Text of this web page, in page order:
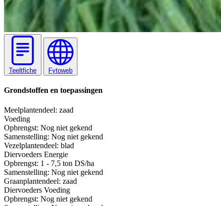
Teeltfiche Fytoweb
Grondstoffen en toepassingen
Meelplantendeel: zaad
Voeding
Opbrengst: Nog niet gekend
Samenstelling: Nog niet gekend
Vezelplantendeel: blad
Diervoeders Energie
Opbrengst: 1 - 7,5 ton DS/ha
Samenstelling: Nog niet gekend
Graanplantendeel: zaad
Diervoeders Voeding
Opbrengst: Nog niet gekend